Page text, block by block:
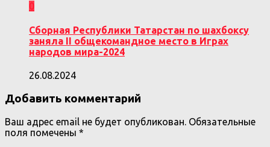
0
Сборная Республики Татарстан по шахбоксу
заняла II общекомандное место в Играх
народов мира-2024
26.08.2024
Добавить комментарий
Ваш адрес email не будет опубликован. Обязательные
поля помечены *